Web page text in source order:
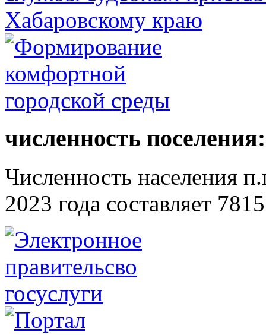
численность поселения:
Численность населения
2023 года составляет